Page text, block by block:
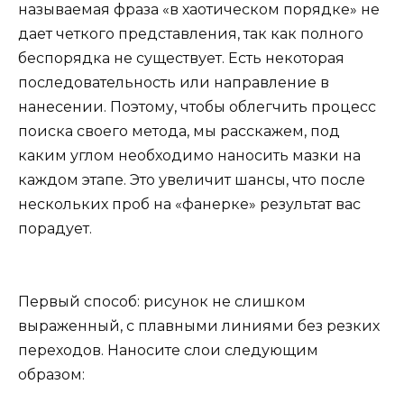
называемая фраза «в хаотическом порядке» не
дает четкого представления, так как полного
беспорядка не существует. Есть некоторая
последовательность или направление в
нанесении. Поэтому, чтобы облегчить процесс
поиска своего метода, мы расскажем, под
каким углом необходимо наносить мазки на
каждом этапе. Это увеличит шансы, что после
нескольких проб на «фанерке» результат вас
порадует.
Первый способ: рисунок не слишком
выраженный, с плавными линиями без резких
переходов. Наносите слои следующим
образом: